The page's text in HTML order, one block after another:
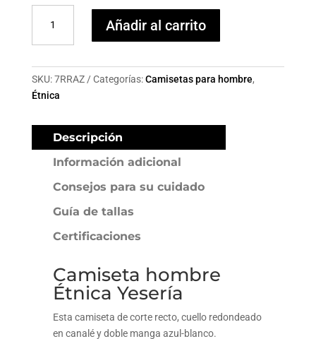
hombre
Étnica
cantidad
Añadir al carrito
SKU:7RRAZ Categorías:Camisetas para hombre,
Étnica
Descripción
Información adicional
Consejos para su cuidado
Guía de tallas
Certificaciones
Camiseta hombre
Étnica Yesería
Esta camiseta de corte recto, cuello redondeado
en canalé y doble manga azul-blanco.